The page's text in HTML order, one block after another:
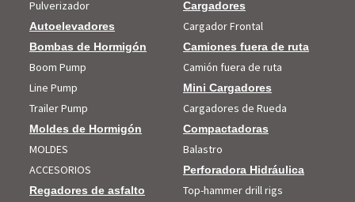
Pulverizador
Autoelevadores
Bombas de Hormigón
Boom Pump
Line Pump
Trailer Pump
Moldes de Hormigón
MOLDES
ACCESORIOS
Regadores de asfalto
Cargadores
Cargador Frontal
Camiones fuera de ruta
Camión fuera de ruta
Mini Cargadores
Cargadores de Rueda
Compactadoras
Balastro
Perforadora Hidráulica
Top-hammer drill rigs